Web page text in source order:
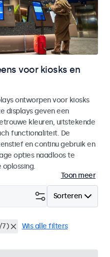
voor kiosks en
ontworpen voor kiosks
displays geven een
kleuren, uitstekende
functionaliteit. De
en continu gebruik en
opties naadloos te
Toon meer
Sorteren
7) Wis alle filters